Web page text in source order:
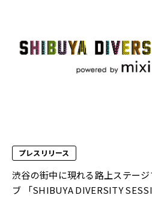
プレスリリース
渋谷の街中に現れる路上ステー
ブ 「SHIBUYA DIVERSITY